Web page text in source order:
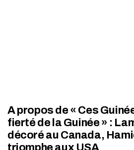
A propos de « Ces
fierté de la Guinée » :
décoré au Canada,
triomphe aux USA